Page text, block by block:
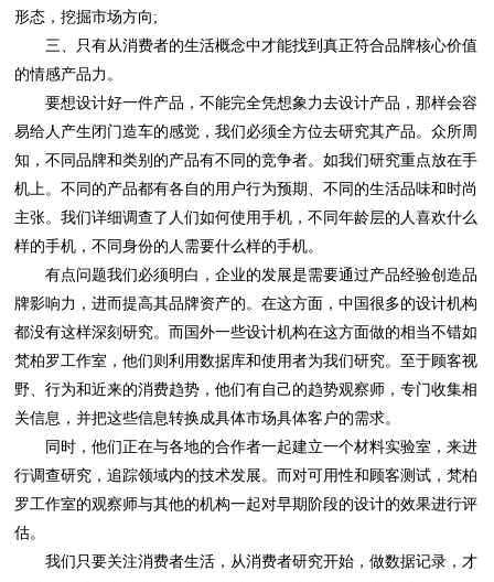
形态，挖掘市场方向;
的情感产品力。
样的手机，不同身份的人需要什么样的手机。
关信息，并把这些信息转换成具体市场具体客户的需求。
估。